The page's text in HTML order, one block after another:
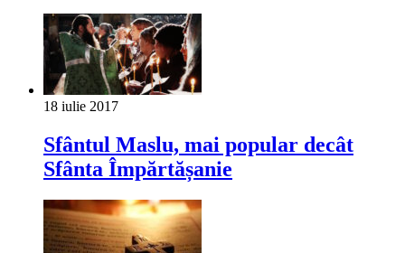
18 iulie 2017
Sfântul Maslu, mai popular decât
Sfânta Împărtășanie